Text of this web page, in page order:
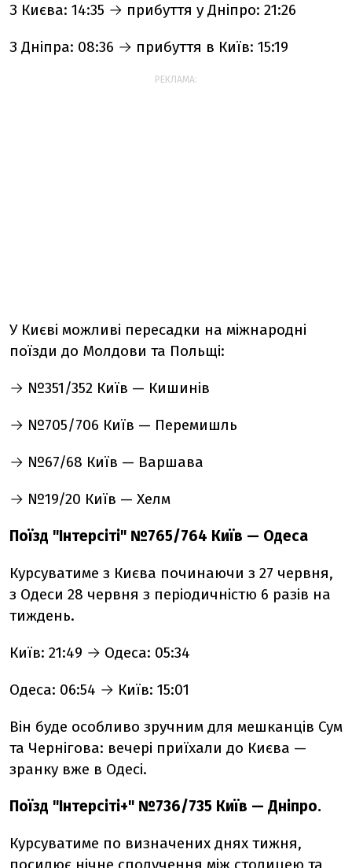
З Києва: 14:35 → прибуття у Дніпро: 21:26
З Дніпра: 08:36 → прибуття в Київ: 15:19
РЕКЛАМА:
У Києві можливі пересадки на міжнародні
поїзди до Молдови та Польщі:
→ №351/352 Київ — Кишинів
→ №705/706 Київ — Перемишль
→ №67/68 Київ — Варшава
→ №19/20 Київ — Хелм
Поїзд "Інтерсіті" №765/764 Київ — Одеса
Курсуватиме з Києва починаючи з 27 червня,
з Одеси 28 червня з періодичністю 6 разів на
тиждень.
Київ: 21:49 → Одеса: 05:34
Одеса: 06:54 → Київ: 15:01
Він буде особливо зручним для мешканців Сум
та Чернігова: вечері приїхали до Києва —
зранку вже в Одесі.
Поїзд "Інтерсіті+" №736/735 Київ — Дніпро.
Курсуватиме по визначених днях тижня,